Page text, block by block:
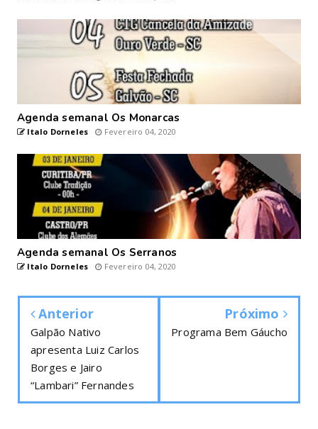
Agenda semanal Os Monarcas
Italo Dorneles Fevereiro 04, 2020
Agenda semanal Os Serranos
Italo Dorneles Fevereiro 04, 2020
Anterior
Galpão Nativo
apresenta Luiz Carlos
Borges e Jairo
“Lambari” Fernandes
Próximo
Programa Bem Gáucho